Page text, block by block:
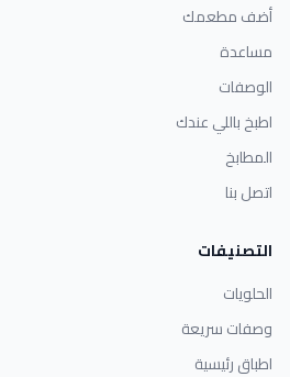
أضف مطعمك
مساعدة
الوصفات
اطبخ باللي عندك
المطابخ
اتصل بنا
التصنيفات
الحلويات
وصفات سريعة
اطباق رئيسية